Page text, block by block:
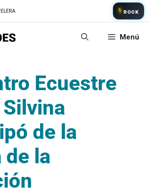
ROCK
Menú
Ecuestre
de la
de la